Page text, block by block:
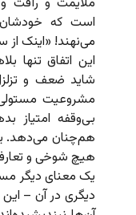
است که
می‌نهند! «اینک
این اتفاق
شاید ضعف و
مشروعیت
بی‌وقفه امتیاز
هم‌چنان می‌دهد.
هیچ شوخی و
یک معنای دیگر
دیگری در آن – این